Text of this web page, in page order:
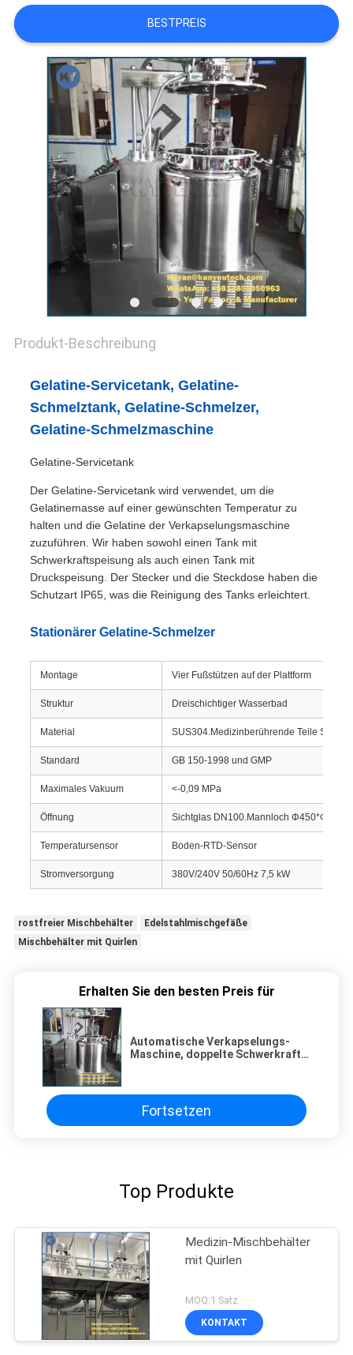
PRIVACY
POLICY
BESTPREIS
Produkt-Beschreibung
Gelatine-Servicetank, Gelatine-
Schmelztank, Gelatine-Schmelzer,
Gelatine-Schmelzmaschine
Gelatine-Servicetank
Der Gelatine-Servicetank wird verwendet, um die
Gelatinemasse auf einer gewünschten Temperatur zu
halten und die Gelatine der Verkapselungsmaschine
zuzuführen. Wir haben sowohl einen Tank mit
Schwerkraftspeisung als auch einen Tank mit
Druckspeisung. Der Stecker und die Steckdose haben die
Schutzart IP65, was die Reinigung des Tanks erleichtert.
Stationärer Gelatine-Schmelzer
Montage Vier Fußstützen auf der Plattform
Struktur Dreischichtiger Wasserbad
Material SUS304.Medizinberührende Teile
Standard GB 150-1998 und GMP
Maximales Vakuum <-0,09 MPa
Öffnung Sichtglas DN100.Mannloch Φ450*Φ350
Temperatursensor Boden-RTD-Sensor
Stromversorgung 380V/240V 50/60Hz 7,5 kW
rostfreier Mischbehälter
Edelstahlmischgefäße
Mischbehälter mit Quirlen
Erhalten Sie den besten Preis für
Automatische Verkapselungs-
Maschine, doppelte Schwerkraft-
Fortsetzen
Top Produkte
Medizin-Mischbehälter
mit Quirlen
MOQ:1 Satz
KONTAKT